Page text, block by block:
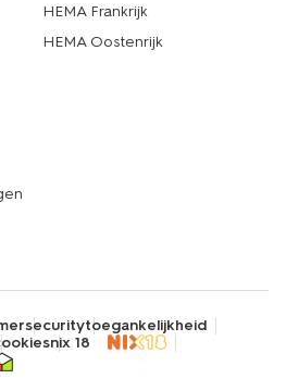
HEMA Frankrijk
HEMA Oostenrijk
securitytoegankelijkheid
nix 18